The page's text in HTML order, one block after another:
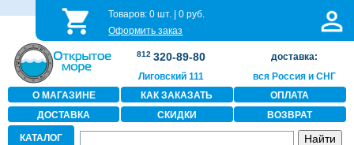
Товаров:0 шт. |0 руб.
Оформить заказ
812 320-89-80
Лиговский 111
доставка:
вся Россия и СНГ
О МАГАЗИНЕ
КАК ЗАКАЗАТЬ
ОПЛАТА
ДОСТАВКА
СКИДКИ ВОЗВРАТ
КАТАЛОГ